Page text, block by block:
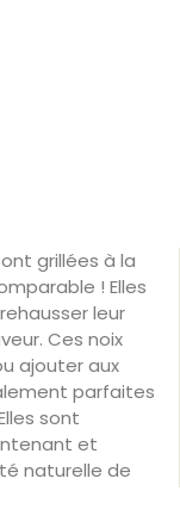
grillées à la
! Elles
leur
Ces noix
ajouter aux
parfaites
sont
et
naturelle de